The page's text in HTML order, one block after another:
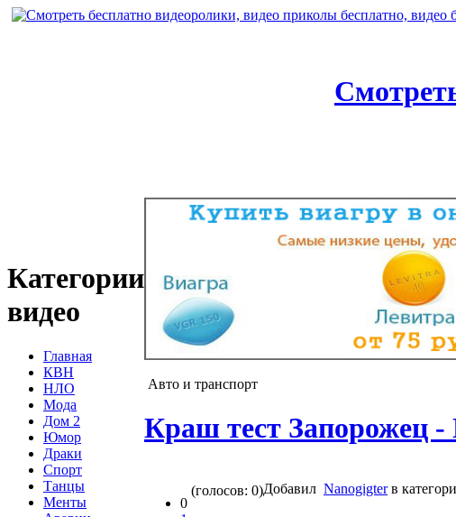
Категории
видео
Главная
КВН
НЛО
Мода
Дом 2
Юмор
Драки
Спорт
Танцы
Менты
Авто и транспорт
Краш тест Запорожец -
0
(голосов: 0)Добавил Nanogigterв